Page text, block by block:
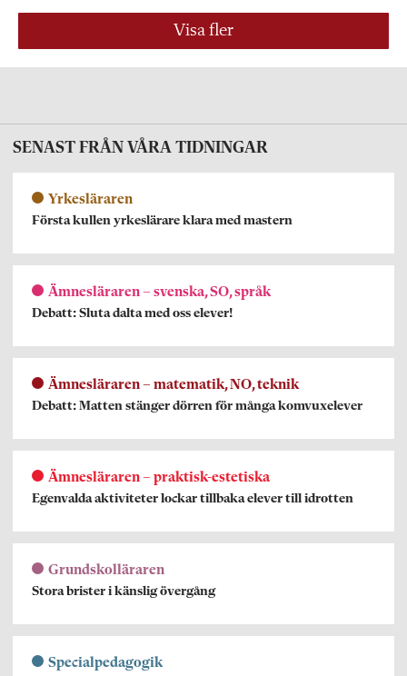
Visa fler
SENAST FRÅN VÅRA TIDNINGAR
Yrkesläraren
Första kullen yrkeslärare klara med mastern
Ämnesläraren – svenska, SO, språk
Debatt: Sluta dalta med oss elever!
Ämnesläraren – matematik, NO, teknik
Debatt: Matten stänger dörren för många komvuxelever
Ämnesläraren – praktisk-estetiska
Egenvalda aktiviteter lockar tillbaka elever till idrotten
Grundskolläraren
Stora brister i känslig övergång
Specialpedagogik